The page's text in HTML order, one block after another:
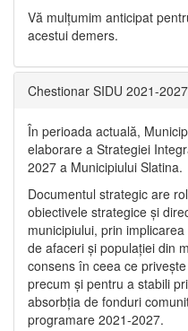
Vă mulţumim anticipat
acestui demers.
Chestionar SIDU 2021-2027
În perioada actuală,
elaborare a Strategiei
2027 a Municipiului Slatina.
Documentul strategic are
obiectivele strategice și
municipiului, prin
de afaceri și populației din
consens în ceea ce
precum și pentru a stabili
absorbția de fonduri
programare 2021-2027.